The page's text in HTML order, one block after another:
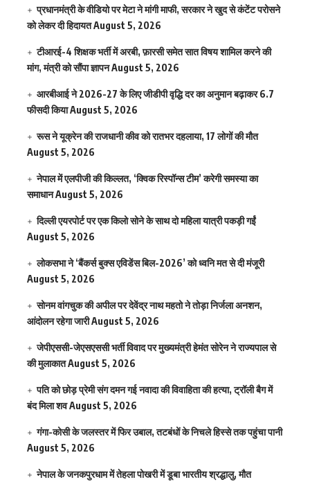
प्रधानमंत्री के वीडियो पर मेटा ने मांगी माफी, सरकार ने खुद से कंटेंट परोसने
को लेकर दी हिदायतAugust 5, 2026
टीआरई-4 शिक्षक भर्ती में अरबी, फ़ारसी समेत सात विषय शामिल करने की
मांग, मंत्री को सौंपा ज्ञापनAugust 5, 2026
आरबीआई ने 2026-27 के लिए जीडीपी वृद्धि दर का अनुमान बढ़ाकर 6.7
फीसदी कियाAugust 5, 2026
रूस ने यूक्रेन की राजधानी कीव को रातभर दहलाया, 17 लोगों की मौत
August 5, 2026
नेपाल में एलपीजी की किल्लत, ‘क्विक रिस्पॉन्स टीम’ करेगी समस्या का
समाधानAugust 5, 2026
दिल्ली एयरपोर्ट पर एक किलो सोने के साथ दो महिला यात्री पकड़ी गईं
August 5, 2026
लोकसभा ने ‘बैंकर्स बुक्स एविडेंस बिल-2026’ को ध्वनि मत से दी मंजूरी
August 5, 2026
सोनम वांगचुक की अपील पर देवेंद्र नाथ महतो ने तोड़ा निर्जला अनशन,
आंदोलन रहेगा जारीAugust 5, 2026
जेपीएससी-जेएसएससी भर्ती विवाद पर मुख्यमंत्री हेमंत सोरेन ने राज्यपाल से
की मुलाकातAugust 5, 2026
पति को छोड़ प्रेमी संग दमन गई नवादा की विवाहिता की हत्या, ट्रॉली बैग में
बंद मिला शवAugust 5, 2026
गंगा-कोसी के जलस्तर में फिर उबाल, तटबंधों के निचले हिस्से तक पहुंचा पानी
August 5, 2026
नेपाल के जनकपुरधाम में तेहला पोखरी में डूबा भारतीय श्रद्धालु, मौत